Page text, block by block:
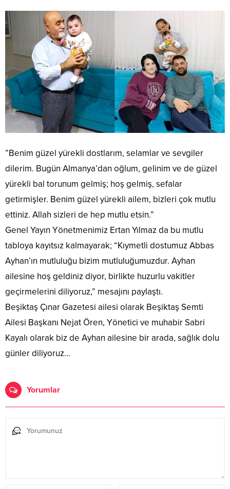
​”Benim güzel yürekli dostlarım, selamlar ve sevgiler
dilerim. Bugün Almanya’dan oğlum, gelinim ve de güzel
yürekli bal torunum gelmiş; hoş gelmiş, sefalar
getirmişler. Benim güzel yürekli ailem, bizleri çok mutlu
ettiniz. Allah sizleri de hep mutlu etsin.”
​Genel Yayın Yönetmenimiz Ertan Yılmaz da bu mutlu
tabloya kayıtsız kalmayarak; “Kıymetli dostumuz Abbas
Ayhan’ın mutluluğu bizim mutluluğumuzdur. Ayhan
ailesine hoş geldiniz diyor, birlikte huzurlu vakitler
geçirmelerini diliyoruz,” mesajını paylaştı.
​Beşiktaş Çınar Gazetesi ailesi olarak Beşiktaş Semti
Ailesi Başkanı Nejat Ören, Yönetici ve muhabir Sabri
Kayalı olarak biz de Ayhan ailesine bir arada, sağlık dolu
günler diliyoruz…
Yorumlar